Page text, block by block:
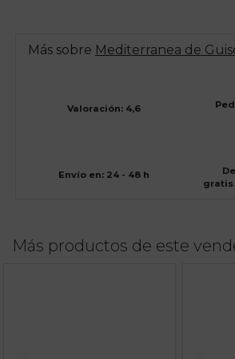
Más sobre Mediterranea de
Valoración: 4,6
Envío en: 24 - 48 h
gratis
Más productos de este